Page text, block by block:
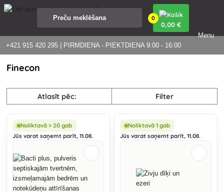
+421 915 420 295 | PIRMDIENA - PIEKTDIENA 9:00 - 16:00
0
0,00 €
Menu
Finecon
Atlasīt pēc: Filter
Noliktavā > 20 gab
Jūs varat saņemt parīt, 11.08.
Noliktavā 1 gab
Jūs varat saņemt parīt, 11.08.